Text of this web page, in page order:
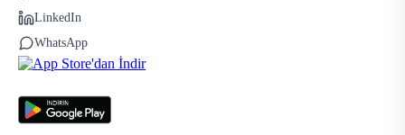
LinkedIn
WhatsApp